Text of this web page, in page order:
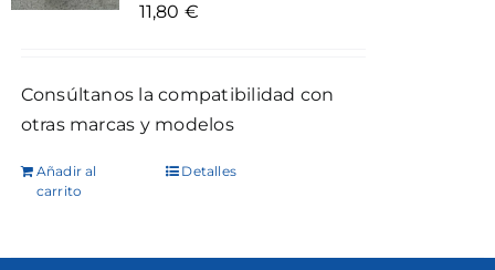
11,80 €
Consúltanos la compatibilidad con
otras marcas y modelos
Añadir al
carrito
Detalles